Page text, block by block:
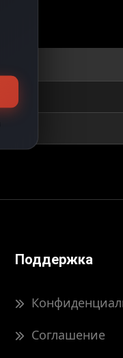
Поддержка
Соглашение